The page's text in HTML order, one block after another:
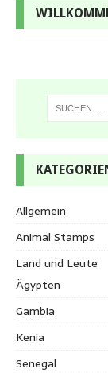
Allgemein
Animal Stamps
Land und Leute
Ägypten
Gambia
Kenia
Senegal